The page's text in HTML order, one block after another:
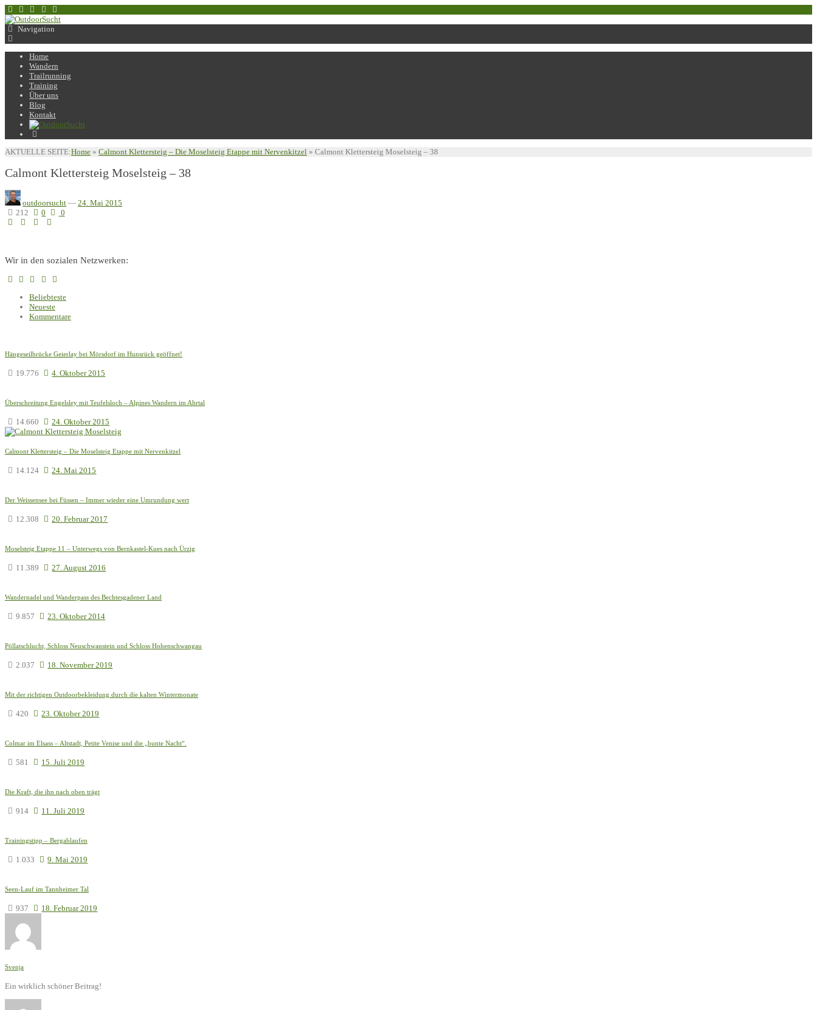
Navigation
Home
Wandern
Trailrunning
Training
Über uns
Blog
Kontakt
AKTUELLE SEITE:Home » Calmont Klettersteig – Die Moselsteig Etappe mit Nervenkitzel » Calmont Klettersteig Moselsteig – 38
Calmont Klettersteig Moselsteig – 38
outdoorsucht — 24. Mai 2015
212
0 0
Wir in den sozialen Netzwerken:
Beliebteste
Neueste
Kommentare
Hängeseilbrücke Geierlay bei Mörsdorf im Hunsrück geöffnet!
19.776 4. Oktober 2015
Überschreitung Engelsley mit Teufelsloch – Alpines Wandern im Ahrtal
14.660 24. Oktober 2015
Calmont Klettersteig – Die Moselsteig Etappe mit Nervenkitzel
14.124 24. Mai 2015
Der Weissensee bei Füssen – Immer wieder eine Umrundung wert
12.308 20. Februar 2017
Moselsteig Etappe 11 – Unterwegs von Bernkastel-Kues nach Ürzig
11.389 27. August 2016
Wandernadel und Wanderpass des Bechtesgadener Land
9.857 23. Oktober 2014
Pöllatschlucht, Schloss Neuschwanstein und Schloss Hohenschwangau
2.037 18. November 2019
Mit der richtigen Outdoorbekleidung durch die kalten Wintermonate
420 23. Oktober 2019
Colmar im Elsass – Altstadt, Petite Venise und die „bunte Nacht“.
581 15. Juli 2019
Die Kraft, die ihn nach oben trägt
914 11. Juli 2019
Trainingstipp – Bergablaufen
1.033 9. Mai 2019
Seen-Lauf im Tannheimer Tal
937 18. Februar 2019
Svenja
Ein wirklich schöner Beitrag!